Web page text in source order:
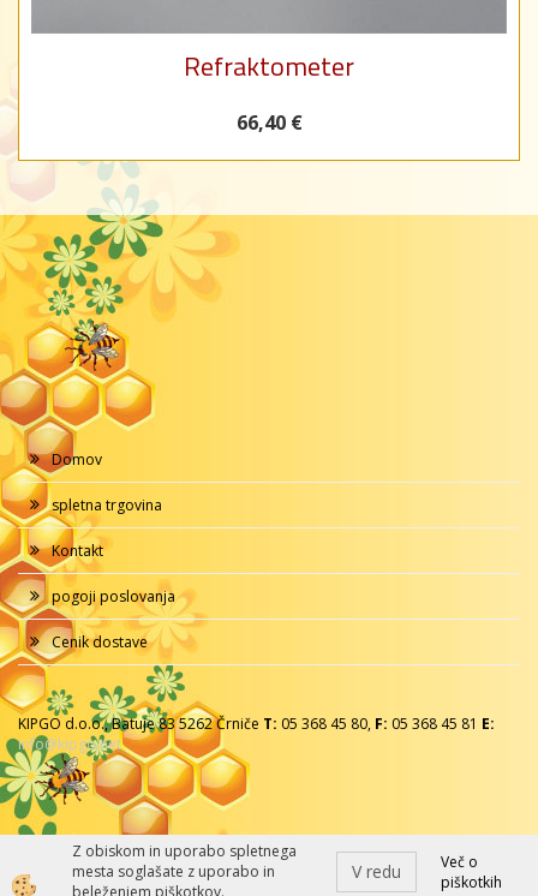
Refraktometer
66,40 €
Domov
spletna trgovina
Kontakt
pogoji poslovanja
Cenik dostave
KIPGO d.o.o., Batuje 83 5262 Črniče T: 05 368 45 80, F: 05 368 45 81 E:
info@kipgo.net
Izdelava spletne trgovine
Z obiskom in uporabo spletnega
mesta soglašate z uporabo in
beleženjem piškotkov.
V redu
Več o
piškotkih